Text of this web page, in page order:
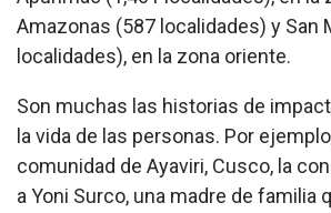
Amazonas (587 localidades) y San
localidades), en la zona oriente.
Son muchas las historias de
la vida de las personas. Por
comunidad de Ayaviri, Cusco, la
a Yoni Surco, una madre de familia